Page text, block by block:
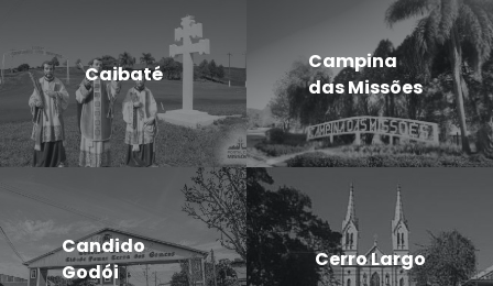
Caibaté
Campina
das Missões
Candido
Godói
Cerro Largo